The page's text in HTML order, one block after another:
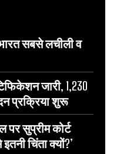
सबसे लचीली व
जारी, 1,230
प्रक्रिया शुरू
पर सुप्रीम कोर्ट
चिंता क्यों?’